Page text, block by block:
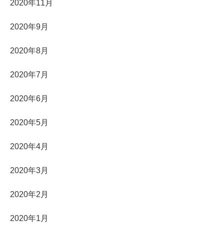
2020年11月
2020年9月
2020年8月
2020年7月
2020年6月
2020年5月
2020年4月
2020年3月
2020年2月
2020年1月